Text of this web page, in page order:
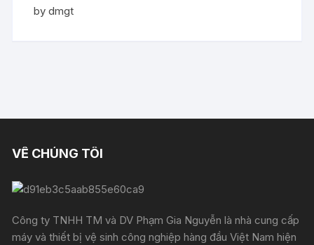
Rated5out
of 5
by dmgt
VỀ CHÚNG TÔI
Công ty TNHH TM và DV Phạm Gia Nguyễn là nhà cung cấp
máy và thiết bị vệ sinh công nghiệp hàng đầu Việt Nam hiện